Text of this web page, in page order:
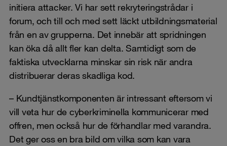
initiera attacker. Vi har sett rekryteringstrådar i
forum, och till och med sett läckt utbildningsmaterial
från en av grupperna. Det innebär att spridningen
kan öka då allt fler kan delta. Samtidigt som de
faktiska utvecklarna minskar sin risk när andra
distribuerar deras skadliga kod.
– Kundtjänstkomponenten är intressant eftersom vi
vill veta hur de cyberkriminella kommunicerar med
offren, men också hur de förhandlar med varandra.
Det ger oss en bra bild om vilka som kan vara